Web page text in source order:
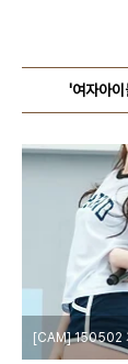
'여자아